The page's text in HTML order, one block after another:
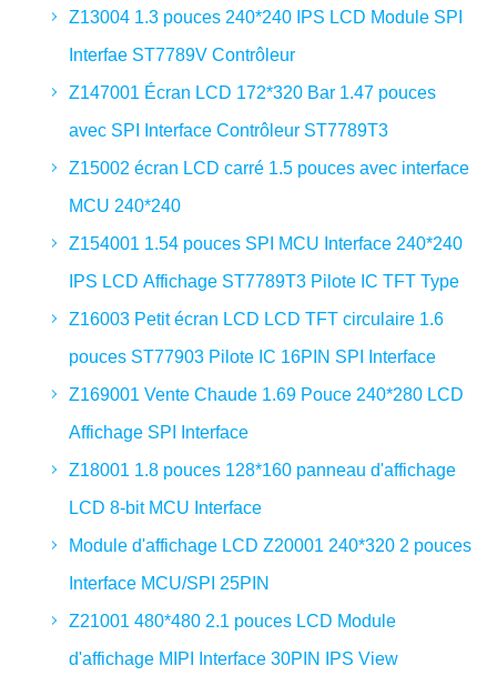
Z13004 1.3 pouces 240*240 IPS LCD Module SPI
Interfae ST7789V Contrôleur
Z147001 Écran LCD 172*320 Bar 1.47 pouces
avec SPI Interface Contrôleur ST7789T3
Z15002 écran LCD carré 1.5 pouces avec interface
MCU 240*240
Z154001 1.54 pouces SPI MCU Interface 240*240
IPS LCD Affichage ST7789T3 Pilote IC TFT Type
Z16003 Petit écran LCD LCD TFT circulaire 1.6
pouces ST77903 Pilote IC 16PIN SPI Interface
Z169001 Vente Chaude 1.69 Pouce 240*280 LCD
Affichage SPI Interface
Z18001 1.8 pouces 128*160 panneau d'affichage
LCD 8-bit MCU Interface
Module d'affichage LCD Z20001 240*320 2 pouces
Interface MCU/SPI 25PIN
Z21001 480*480 2.1 pouces LCD Module
d'affichage MIPI Interface 30PIN IPS View